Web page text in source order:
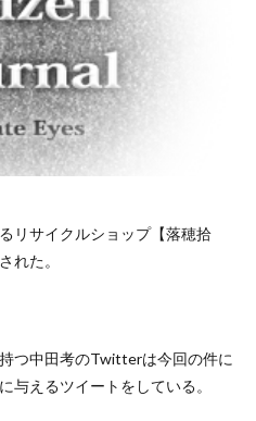
リサイクルショップ【落穂拾
れた。
つ中田考のTwitterは今回の件に
与えるツイートをしている。